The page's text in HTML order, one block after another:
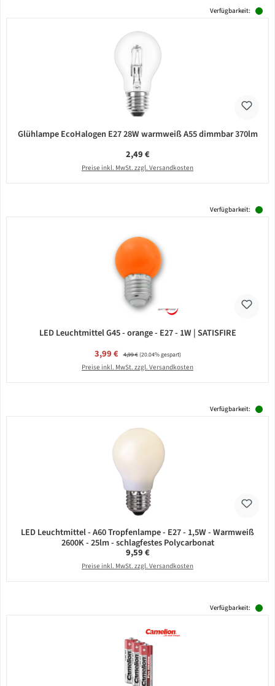
Verfügbarkeit:
Glühlampe EcoHalogen E27 28W warmweiß A55 dimmbar 370lm
Regulärer Preis:
2,49 €
Preise inkl. MwSt. zzgl. Versandkosten
Verfügbarkeit:
LED Leuchtmittel G45 - orange - E27 - 1W | SATISFIRE
Verkaufspreis:
3,99 € Regulärer Preis:
4,99 €(20.04% gespart)
Preise inkl. MwSt. zzgl. Versandkosten
Verfügbarkeit:
LED Leuchtmittel - A60 Tropfenlampe - E27 - 1,5W - Warmweiß
2600K - 25lm - schlagfestes Polycarbonat
Regulärer Preis:
9,59 €
Preise inkl. MwSt. zzgl. Versandkosten
Verfügbarkeit: